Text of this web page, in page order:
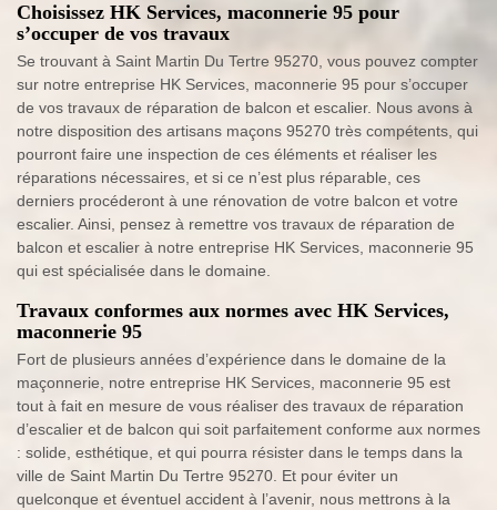
Choisissez HK Services, maconnerie 95 pour
s’occuper de vos travaux
Se trouvant à Saint Martin Du Tertre 95270, vous pouvez compter
sur notre entreprise HK Services, maconnerie 95 pour s’occuper
de vos travaux de réparation de balcon et escalier. Nous avons à
notre disposition des artisans maçons 95270 très compétents, qui
pourront faire une inspection de ces éléments et réaliser les
réparations nécessaires, et si ce n’est plus réparable, ces
derniers procéderont à une rénovation de votre balcon et votre
escalier. Ainsi, pensez à remettre vos travaux de réparation de
balcon et escalier à notre entreprise HK Services, maconnerie 95
qui est spécialisée dans le domaine.
Travaux conformes aux normes avec HK Services,
maconnerie 95
Fort de plusieurs années d’expérience dans le domaine de la
maçonnerie, notre entreprise HK Services, maconnerie 95 est
tout à fait en mesure de vous réaliser des travaux de réparation
d’escalier et de balcon qui soit parfaitement conforme aux normes
: solide, esthétique, et qui pourra résister dans le temps dans la
ville de Saint Martin Du Tertre 95270. Et pour éviter un
quelconque et éventuel accident à l’avenir, nous mettrons à la